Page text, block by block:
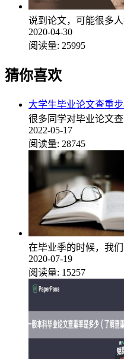
说到论文，可能很多
2020-04-30
阅读量: 25995
猜你喜欢
大学生毕业论文查重
很多同学对毕业论文
2022-05-17
阅读量: 28745
在毕业季的时候，我
2020-07-19
阅读量: 15257